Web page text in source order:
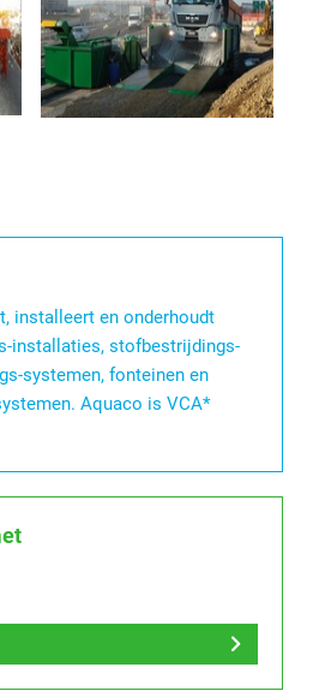
installeert en onderhoudt
installaties, stofbestrijdings-
systemen, fonteinen en
Aquaco is VCA*